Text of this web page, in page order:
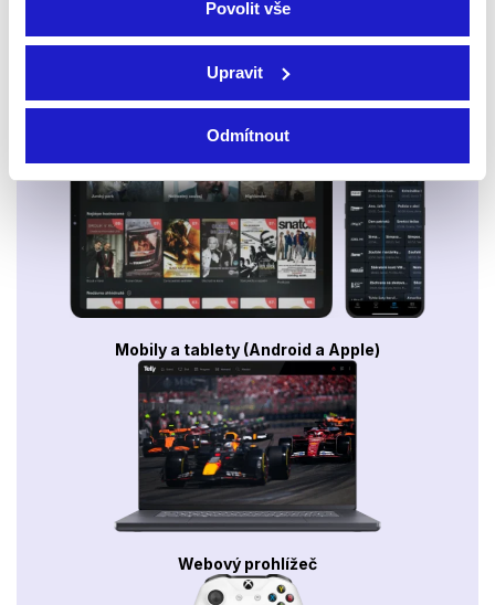
Povolit vše
Upravit
Odmítnout
Mobily a tablety (Android a Apple)
Webový prohlížeč